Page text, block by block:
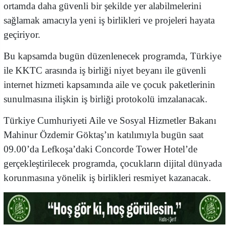
ortamda daha güvenli bir şekilde yer alabilmelerini
sağlamak amacıyla yeni iş birlikleri ve projeleri hayata
geçiriyor.
Bu kapsamda bugün düzenlenecek programda, Türkiye
ile KKTC arasında iş birliği niyet beyanı ile güvenli
internet hizmeti kapsamında aile ve çocuk paketlerinin
sunulmasına ilişkin iş birliği protokolü imzalanacak.
Türkiye Cumhuriyeti Aile ve Sosyal Hizmetler Bakanı
Mahinur Özdemir Göktaş’ın katılımıyla bugün saat
09.00’da Lefkoşa’daki Concorde Tower Hotel’de
gerçekleştirilecek programda, çocukların dijital dünyada
korunmasına yönelik iş birlikleri resmiyet kazanacak.